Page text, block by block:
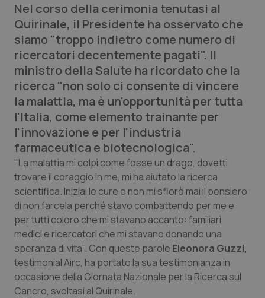
QS Pro
Professionisti Sanitari.AI
Abruzzo
Basilicata
Calabria
Campania
Emilia-Romagna
Friuli Venezia Giulia
Lazio
Liguria
QS Pro Gold
Artrite & artrosi
Asma & BPCO
Car-T
Colesterolo & coronaropatie
Dermatite Atopica
Diabete & glucometri
Disturbi dell’umore
QS Club Newsletter
Nel corso della cerimonia tenutasi al
Quirinale, il Presidente ha osservato che
siamo "troppo indietro come numero di
ricercatori decentemente pagati". Il
ministro della Salute ha ricordato che la
ricerca "non solo ci consente di vincere
la malattia, ma è un'opportunità per tutta
l'Italia, come elemento trainante per
l'innovazione e per l'industria
farmaceutica e biotecnologica".
"La malattia mi colpì come fosse un drago, dovetti
trovare il coraggio in me, mi ha aiutato la ricerca
scientifica. Iniziai le cure e non mi sfiorò mai il pensiero
di non farcela perché stavo combattendo per me e
per tutti coloro che mi stavano accanto: familiari,
medici e ricercatori che mi stavano donando una
speranza di vita". Con queste parole Eleonora Guzzi,
testimonial Airc, ha portato la sua testimonianza in
occasione della Giornata Nazionale per la Ricerca sul
Cancro, svoltasi al Quirinale.